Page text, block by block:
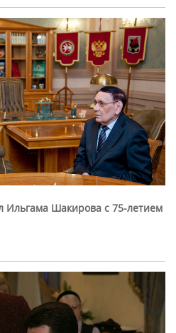
Шакирова с 75-летием